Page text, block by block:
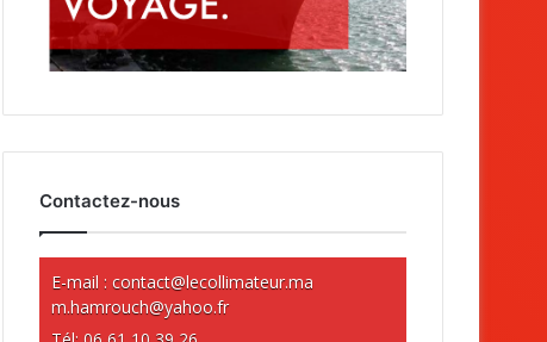
Contactez-nous
E-mail :contact@lecollimateur.ma
m.hamrouch@yahoo.fr